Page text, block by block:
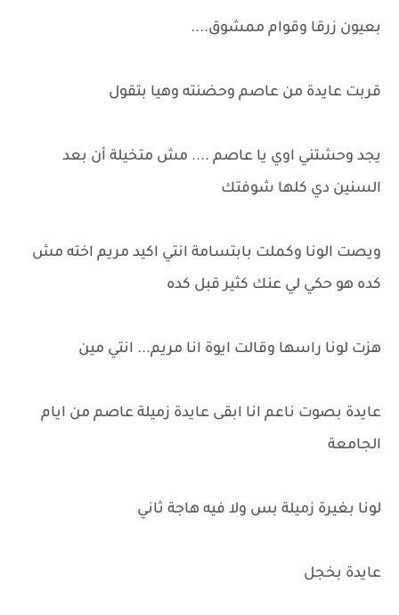
بعيون زرقا وقوام ممشوق....
قربت عايدة من عاصم وحضنته وهيا بتقول
يجد وحشتني اوي يا عاصم .... مش متخيلة أن بعد
السنين دي كلها شوفتك
ويصت الونا وكملت بابتسامة انتي اكيد مريم اخته مش
كده هو حكي لي عنك كثير قبل كده
هزت لونا راسها وقالت ايوة انا مريم... انتي مين
عايدة بصوت ناعم انا ابقى عايدة زميلة عاصم من ايام
الجامعة
لونا بغيرة زميلة بس ولا فيه هاجة ثاني
عايدة بخجل